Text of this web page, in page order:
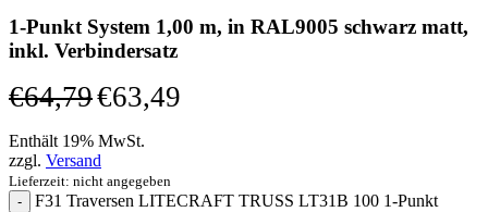
1-Punkt System 1,00 m, in RAL9005 schwarz matt,
inkl. Verbindersatz
€64,79€63,49
Enthält 19% MwSt.
zzgl. Versand
Lieferzeit: nicht angegeben
F31 Traversen LITECRAFT TRUSS LT31B 100 1-Punkt